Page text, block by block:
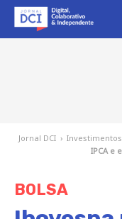
Jornal DCI › Investimentos
IPCA e
BOLSA